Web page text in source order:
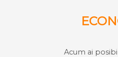
Acum ai